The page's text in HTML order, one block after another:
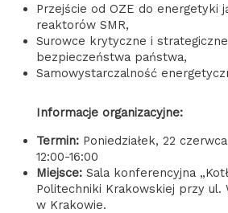
Przejście od OZE do energetyki
reaktorów SMR,
Surowce krytyczne i
bezpieczeństwa państwa,
Samowystarczalność
Informacje organizacyjne:
Termin:Poniedziałek, 22
12:00-16:00
Miejsce:Sala konferencyjna
Politechniki Krakowskiej przy ul.
w Krakowie.